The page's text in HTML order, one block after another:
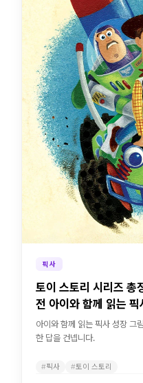
픽사
토이 스토리 시리즈 총
전 아이와 함께 읽는 픽
아이와 함께 읽는 픽사 성장 그
한 답을 건넵니다.
픽사 토이 스토리